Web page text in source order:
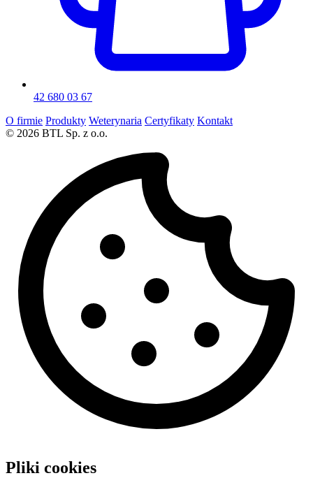
42 680 03 67
O firmie Produkty Weterynaria Certyfikaty Kontakt
© 2026 BTL Sp. z o.o.
Pliki cookies